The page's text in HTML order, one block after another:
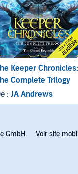
Keeper Chronicles:
Complete Trilogy
: JA Andrews
GmbH. Voir site